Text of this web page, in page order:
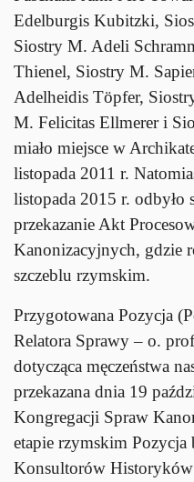
Edelburgis Kubitzki,
Siostry M. Adeli
Thienel, Siostry M.
Adelheidis Töpfer,
M. Felicitas Ellmerer i
miało miejsce w
listopada 2011 r.
listopada 2015 r. odbyło
przekazanie Akt
Kanonizacyjnych, gdzie
szczeblu rzymskim.
Przygotowana Pozycja
Relatora Sprawy – o.
dotycząca męczeństwa
przekazana dnia 19
Kongregacji Spraw
etapie rzymskim Pozycja
Konsultorów